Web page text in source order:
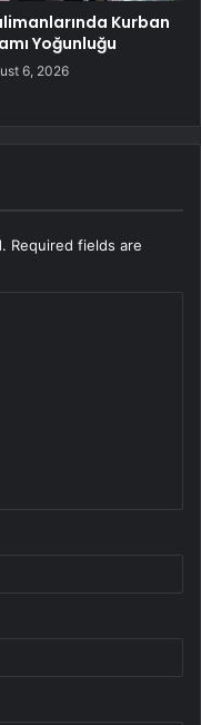
Kurban
Yoğunluğu
6, 2026
Required fields are